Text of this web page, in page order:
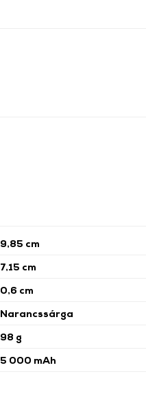
9,85 cm
7,15 cm
0,6 cm
Narancssárga
98 g
5 000 mAh